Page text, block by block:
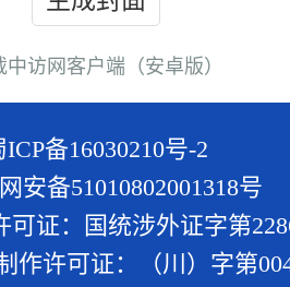
中访网客户端（安卓版）
ICP备16030210号-2
安备51010802001318号
可证：国统涉外证字第
作许可证：（川）字第